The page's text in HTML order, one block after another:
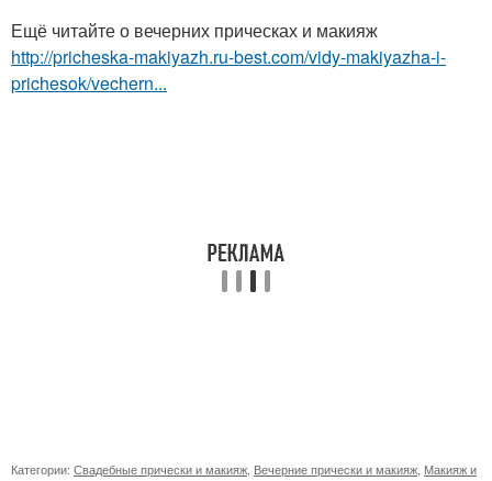
Ещё читайте о вечерних прическах и макияж
http://pricheska-makiyazh.ru-best.com/vidy-makiyazha-i-
prichesok/vechern...
Категории: Свадебные прически и макияж Вечерние прически и макияж Макияж и